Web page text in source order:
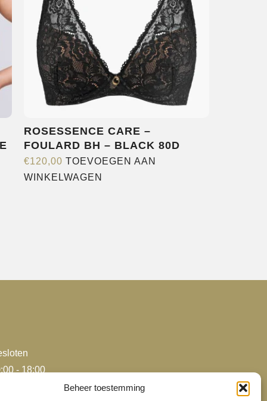
Beheer toestemming
gekozen
worden
op
de
productpagina
ROSESSENCE CARE –
FOULARD BH – BLACK 80D
€120,00 TOEVOEGEN AAN
WINKELWAGEN
- 18:00